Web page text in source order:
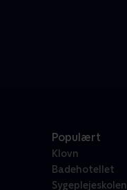
Populært
Klovn
Badehotellet
Sygeplejeskolen